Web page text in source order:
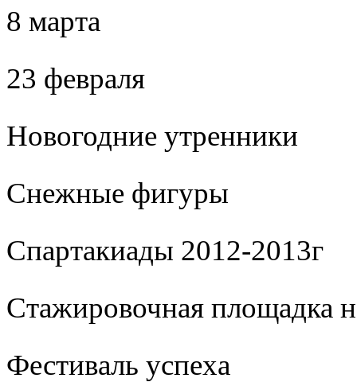
8 марта
23 февраля
Новогодние утренники
Cнежные фигуры
Спартакиады 2012-2013г
Стажировочная
Фестиваль успеха